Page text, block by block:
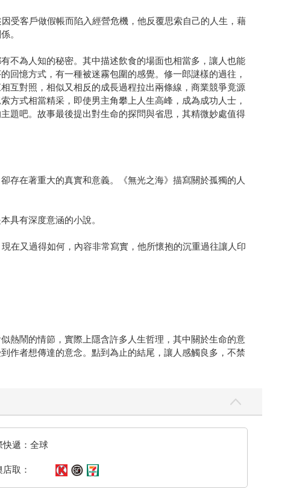
受客戶做假帳而陷入經營危機，他反覆思索自己的人生，藉
。
不為人知的秘密。其中描述飲食的場面也相當多，讓人也能
回憶方式，有一種被迷霧包圍的感覺。修一郎謎樣的過往，
互對照，相似又相反的成長過程拉出兩條線，商業競爭竟源
方式相當精采，即使男主角攀上人生高峰，成為成功人士，
題吧。故事最後提出對生命的探問與省思，其精微妙處值得
存在著重大的真實和意義。《無光之海》描寫關於孤獨的人
具有深度意涵的小說。
在又過得如何，內容非常寫實，他所懷抱的沉重過往讓人印
熱鬧的情節，實際上隱含許多人生哲理，其中關於生命的意
作者想傳達的意念。點到為止的結尾，讓人感觸良多，不禁
快遞：全球
取：